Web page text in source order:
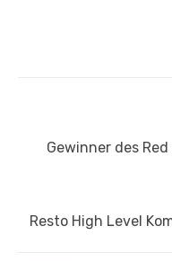
Vorheriger
Gewinner des
Nächster
Resto High Level